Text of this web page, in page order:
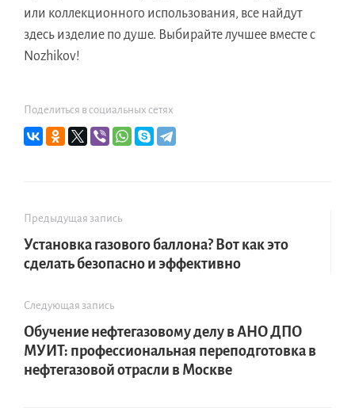
или коллекционного использования, все найдут
здесь изделие по душе. Выбирайте лучшее вместе с
Nozhikov!
Поделиться в социальных сетях
Предыдущая запись
Установка газового баллона? Вот как это
сделать безопасно и эффективно
Следующая запись
Обучение нефтегазовому делу в АНО ДПО
МУИТ: профессиональная переподготовка в
нефтегазовой отрасли в Москве